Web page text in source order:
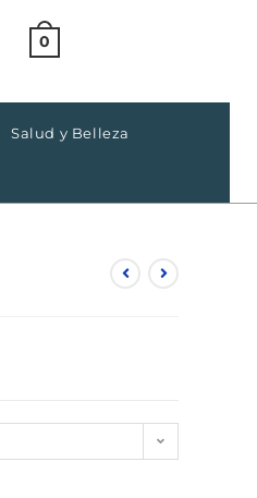
0
Salud y Belleza